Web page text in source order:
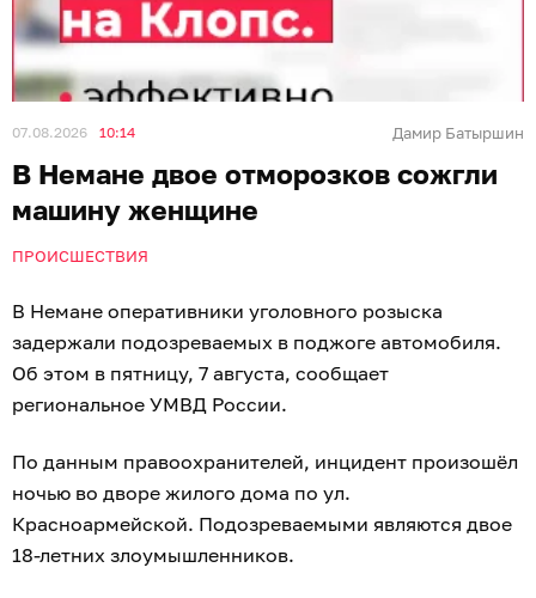
07.08.2026 10:14 Дамир Батыршин
В Немане двое отморозков сожгли
машину женщине
ПРОИСШЕСТВИЯ
В Немане оперативники уголовного розыска
задержали подозреваемых в поджоге автомобиля.
Об этом в пятницу, 7 августа, сообщает
региональное УМВД России.
По данным правоохранителей, инцидент произошёл
ночью во дворе жилого дома по ул.
Красноармейской. Подозреваемыми являются двое
18-летних злоумышленников.